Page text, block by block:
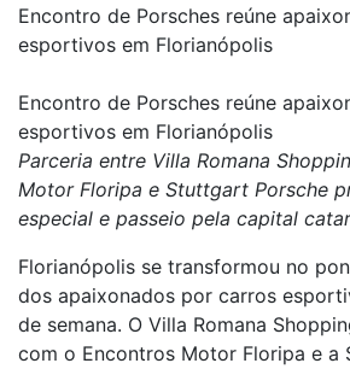
Encontro de Porsches reúne
esportivos em Florianópolis
Encontro de Porsches reúne
esportivos em Florianópolis
Parceria entre Villa Romana
Motor Floripa e Stuttgart Porsche
especial e passeio pela capital
Florianópolis se transformou no
dos apaixonados por carros
de semana. O Villa Romana
com o Encontros Motor Floripa e a